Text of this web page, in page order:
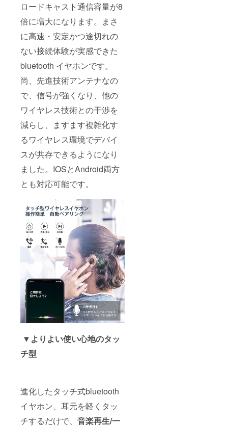
ロードキャスト通信容量が8
倍に増大になります。まさ
に高速・安定かつ途切れの
ない接続体験が実感できた
bluetooth イヤホンです。
尚、先進技術アンテナなの
で、信号が強くなり、他の
ワイヤレス技術との干渉を
減らし、ますます複雑化す
るワイヤレス環境でデバイ
スが共存できるようになり
ました。IOSとAndroid両方
とも対応可能です。
▼よりよい使い心地のタッ
チ型
進化したタッチ式bluetooth
イヤホン、耳元を軽くタッ
チするだけで、 音楽再生/一